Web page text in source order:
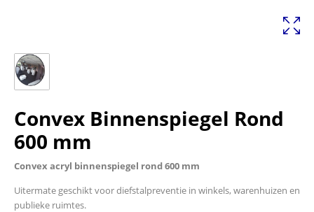
Convex Binnenspiegel Rond
600 mm
Convex acryl binnenspiegel rond 600 mm
Uitermate geschikt voor diefstalpreventie in winkels, warenhuizen en
publieke ruimtes.